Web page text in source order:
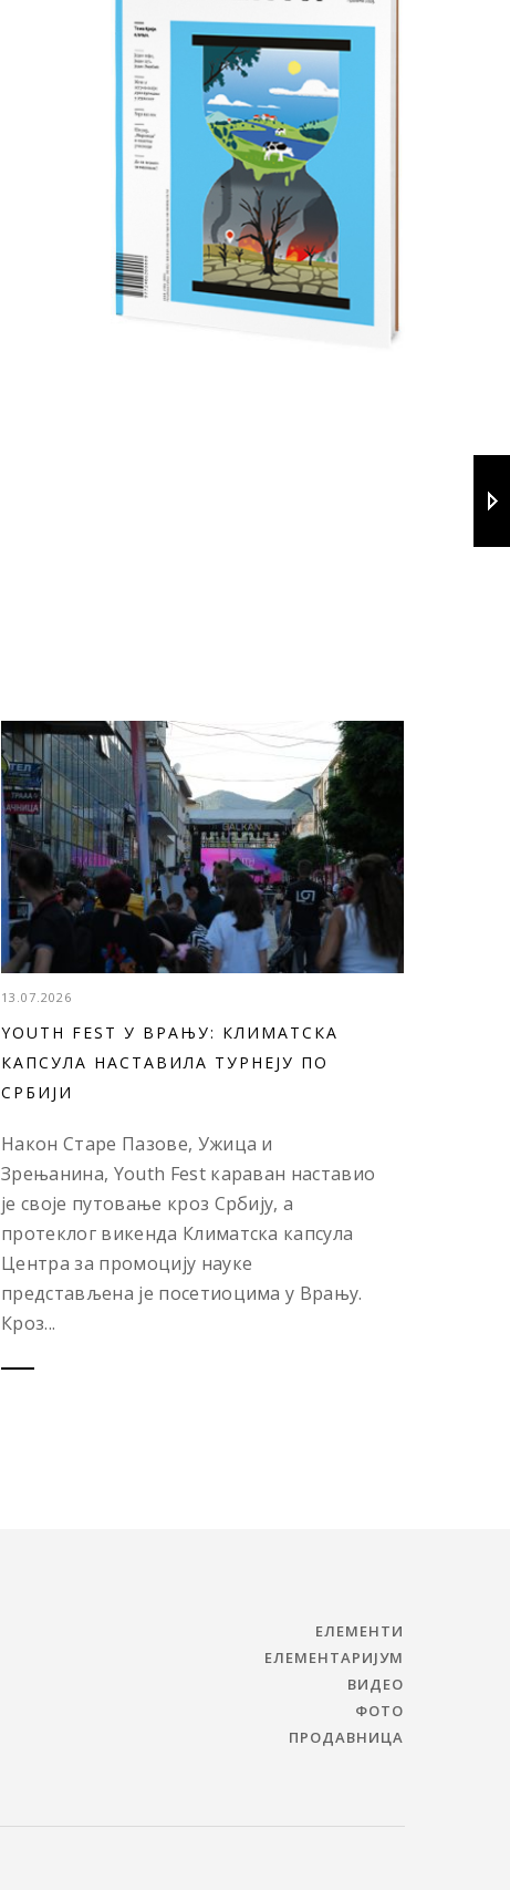
13.07.2026
YOUTH FEST У ВРАЊУ: КЛИМАТСКА
КАПСУЛА НАСТАВИЛА ТУРНЕЈУ ПО
СРБИЈИ
Након Старе Пазове, Ужица и
Зрењанина, Youth Fest караван наставио
је своје путовање кроз Србију, а
протеклог викенда Климатска капсула
Центра за промоцију науке
представљена је посетиоцима у Врању.
Кроз...
ЕЛЕМЕНТИ
ЕЛЕМЕНТАРИЈУМ
ВИДЕО
ФОТО
ПРОДАВНИЦА